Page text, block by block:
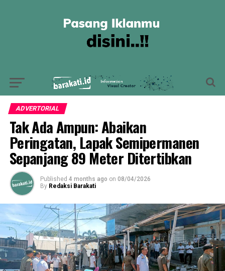
ADVERTORIAL
Tak Ada Ampun: Abaikan
Peringatan, Lapak Semipermanen
Sepanjang 89 Meter Ditertibkan
Published 4 months ago on 08/04/2026
By Redaksi Barakati